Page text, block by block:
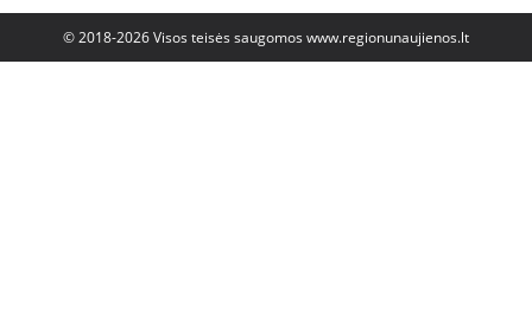
© 2018-2026 Visos teisės saugomos www.regionunaujienos.lt